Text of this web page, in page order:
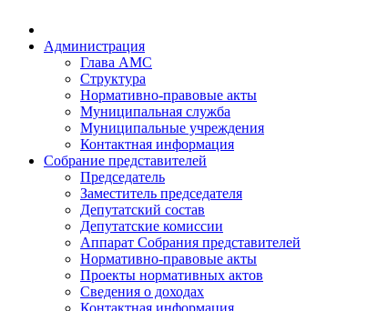
Администрация
Глава АМС
Структура
Нормативно-правовые акты
Муниципальная служба
Муниципальные учреждения
Контактная информация
Собрание представителей
Председатель
Заместитель председателя
Депутатский состав
Депутатские комиссии
Аппарат Собрания представителей
Нормативно-правовые акты
Проекты нормативных актов
Сведения о доходах
Контактная информация